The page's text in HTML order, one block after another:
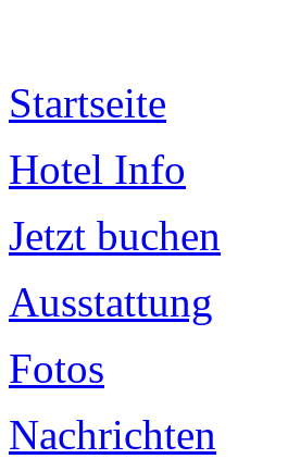
Startseite
Hotel Info
Jetzt buchen
Ausstattung
Fotos
Nachrichten